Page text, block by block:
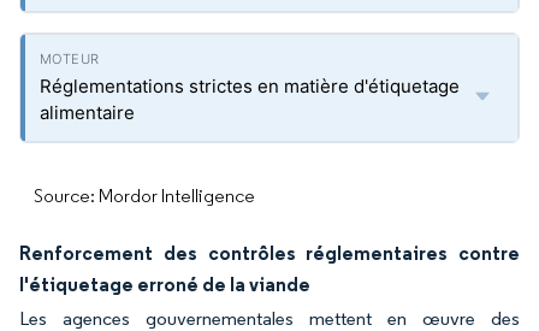
Réglementations strictes en matière d'étiquetage
alimentaire
Source: Mordor Intelligence
Renforcement des contrôles réglementaires contre
l'étiquetage erroné de la viande
Les agences gouvernementales mettent en œuvre des